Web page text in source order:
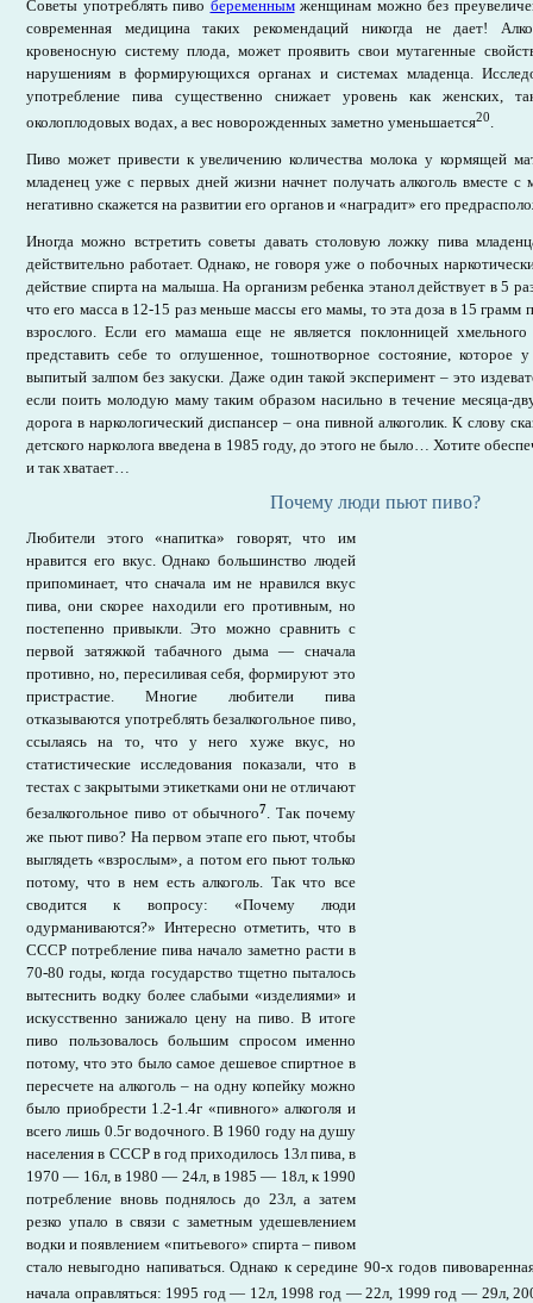
Советы употреблять пиво беременнымженщинам можно без
современная медицина таких рекомендаций никогда не дает!
кровеносную систему плода, может проявить свои мутагенные
нарушениям в формирующихся органах и системах младенца.
употребление пива существенно снижает уровень как женских,
околоплодовых водах, а вес новорожденных заметно уменьшается20.
Пиво может привести к увеличению количества молока у кормящей
младенец уже с первых дней жизни начнет получать алкоголь вместе с
негативно скажется на развитии его органов и «наградит» его
Иногда можно встретить советы давать столовую ложку пива
действительно работает. Однако, не говоря уже о побочных
действие спирта на малыша. На организм ребенка этанол действует в 5
что его масса в 12-15 раз меньше массы его мамы, то эта доза в 15 грамм
взрослого. Если его мамаша еще не является поклонницей
представить себе то оглушенное, тошнотворное состояние, которое
выпитый залпом без закуски. Даже один такой эксперимент – это
если поить молодую маму таким образом насильно в течение месяца-
дорога в наркологический диспансер – она пивной алкоголик. К слову
детского нарколога введена в 1985 году, до этого не было… Хотите
и так хватает…
Почему люди пьют пиво?
Любители этого «напитка» говорят, что им
нравится его вкус. Однако большинство людей
припоминает, что сначала им не нравился вкус
пива, они скорее находили его противным, но
постепенно привыкли. Это можно сравнить с
первой затяжкой табачного дыма — сначала
противно, но, пересиливая себя, формируют это
пристрастие. Многие любители пива
отказываются употреблять безалкогольное пиво,
ссылаясь на то, что у него хуже вкус, но
статистические исследования показали, что в
тестах с закрытыми этикетками они не отличают
безалкогольное пиво от обычного7. Так почему
же пьют пиво? На первом этапе его пьют, чтобы
выглядеть «взрослым», а потом его пьют только
потому, что в нем есть алкоголь. Так что все
сводится к вопросу: «Почему люди
одурманиваются?» Интересно отметить, что в
СССР потребление пива начало заметно расти в
70-80 годы, когда государство тщетно пыталось
вытеснить водку более слабыми «изделиями» и
искусственно занижало цену на пиво. В итоге
пиво пользовалось большим спросом именно
потому, что это было самое дешевое спиртное в
пересчете на алкоголь – на одну копейку можно
было приобрести 1.2-1.4г «пивного» алкоголя и
всего лишь 0.5г водочного. В 1960 году на душу
населения в СССР в год приходилось 13л пива, в
1970 — 16л, в 1980 — 24л, в 1985 — 18л, к 1990
потребление вновь поднялось до 23л, а затем
резко упало в связи с заметным удешевлением
водки и появлением «питьевого» спирта – пивом
стало невыгодно напиваться. Однако к середине 90-х годов
начала оправляться: 1995 год — 12л, 1998 год — 22л, 1999 год — 29л,